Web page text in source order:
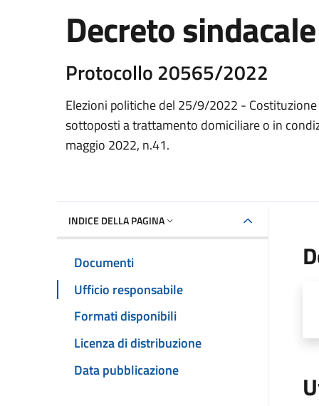
Decreto
Protocollo 20565/2022
Dettaglio del documento
Elezioni politiche del 25/9/2022 -
sottoposti a trattamento domiciliare o in
maggio 2022, n.41.
INDICE DELLA PAGINA
Documenti
Ufficio responsabile
Formati disponibili
Licenza di distribuzione
Data pubblicazione